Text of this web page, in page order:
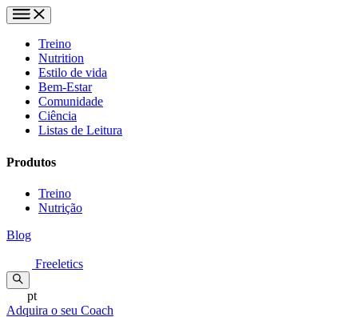
Treino
Nutrition
Estilo de vida
Bem-Estar
Comunidade
Ciência
Listas de Leitura
Produtos
Treino
Nutrição
Blog
Freeletics
pt
Adquira o seu Coach